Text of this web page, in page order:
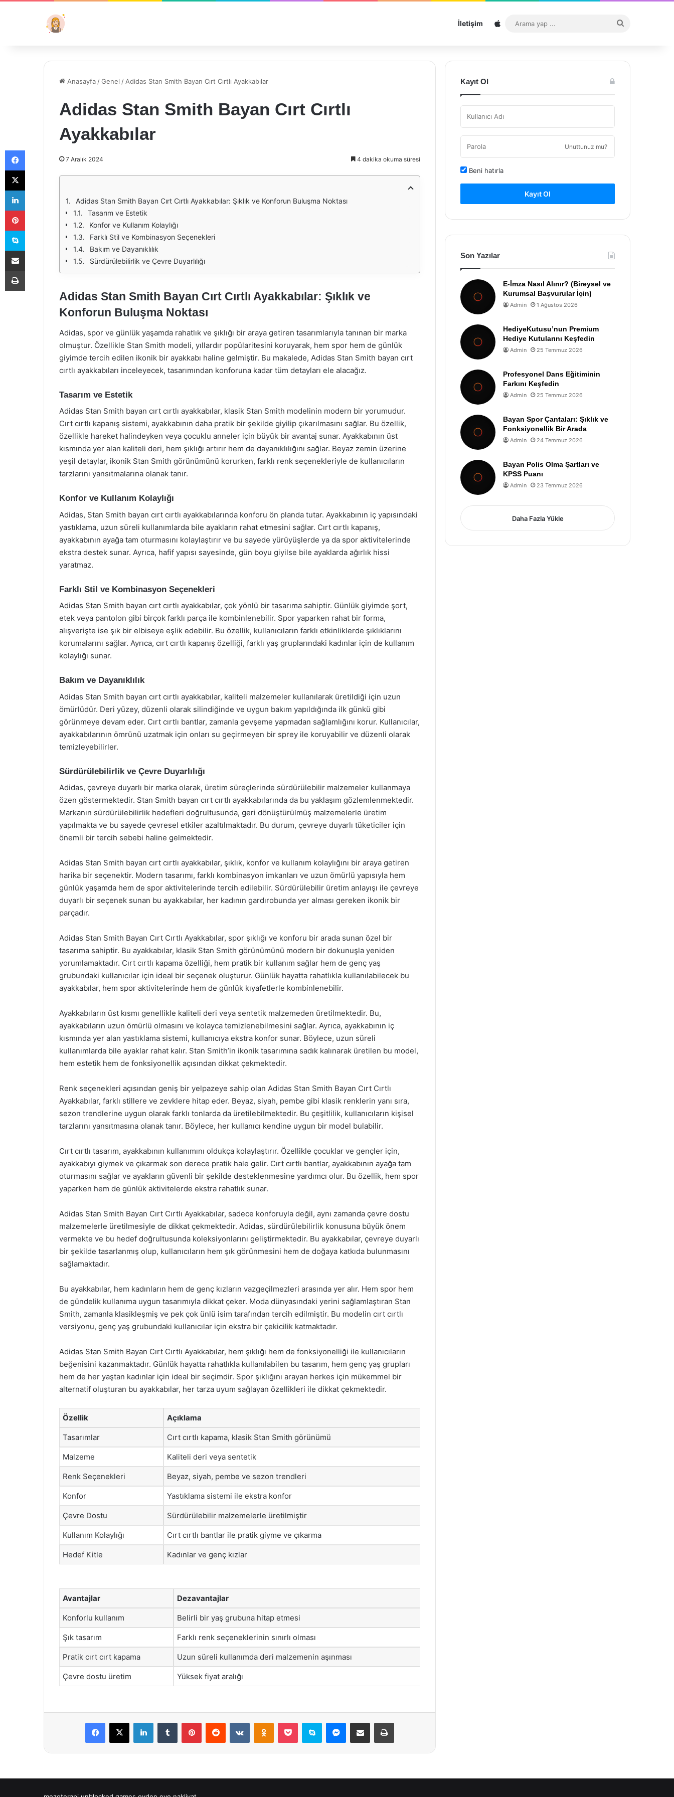
İletişim Sitemap
...
Anasayfa /Genel / Adidas Stan Smith Bayan Cırt Cırtlı Ayakkabılar
Adidas Stan Smith Bayan Cırt Cırtlı
Ayakkabılar
7 Aralık 2024 4 dakika okuma süresi
Adidas Stan Smith Bayan Cırt Cırtlı Ayakkabılar: Şıklık ve Konforun Buluşma Noktası
Tasarım ve Estetik
Konfor ve Kullanım Kolaylığı
Farklı Stil ve Kombinasyon Seçenekleri
Bakım ve Dayanıklılık
Sürdürülebilirlik ve Çevre Duyarlılığı
Adidas Stan Smith Bayan Cırt Cırtlı Ayakkabılar: Şıklık ve
Konforun Buluşma Noktası
Adidas, spor ve günlük yaşamda rahatlık ve şıklığı bir araya getiren tasarımlarıyla tanınan bir marka
olmuştur. Özellikle Stan Smith modeli, yıllardır popülaritesini koruyarak, hem spor hem de günlük
giyimde tercih edilen ikonik bir ayakkabı haline gelmiştir. Bu makalede, Adidas Stan Smith bayan cırt
cırtlı ayakkabıları inceleyecek, tasarımından konforuna kadar tüm detayları ele alacağız.
Tasarım ve Estetik
Adidas Stan Smith bayan cırt cırtlı ayakkabılar, klasik Stan Smith modelinin modern bir yorumudur.
Cırt cırtlı kapanış sistemi, ayakkabının daha pratik bir şekilde giyilip çıkarılmasını sağlar. Bu özellik,
özellikle hareket halindeyken veya çocuklu anneler için büyük bir avantaj sunar. Ayakkabının üst
kısmında yer alan kaliteli deri, hem şıklığı artırır hem de dayanıklılığını sağlar. Beyaz zemin üzerine
yeşil detaylar, ikonik Stan Smith görünümünü korurken, farklı renk seçenekleriyle de kullanıcıların
tarzlarını yansıtmalarına olanak tanır.
Konfor ve Kullanım Kolaylığı
Adidas, Stan Smith bayan cırt cırtlı ayakkabılarında konforu ön planda tutar. Ayakkabının iç yapısındaki
yastıklama, uzun süreli kullanımlarda bile ayakların rahat etmesini sağlar. Cırt cırtlı kapanış,
ayakkabının ayağa tam oturmasını kolaylaştırır ve bu sayede yürüyüşlerde ya da spor aktivitelerinde
ekstra destek sunar. Ayrıca, hafif yapısı sayesinde, gün boyu giyilse bile ayaklarda ağırlık hissi
yaratmaz.
Farklı Stil ve Kombinasyon Seçenekleri
Adidas Stan Smith bayan cırt cırtlı ayakkabılar, çok yönlü bir tasarıma sahiptir. Günlük giyimde şort,
etek veya pantolon gibi birçok farklı parça ile kombinlenebilir. Spor yaparken rahat bir forma,
alışverişte ise şık bir elbiseye eşlik edebilir. Bu özellik, kullanıcıların farklı etkinliklerde şıklıklarını
korumalarını sağlar. Ayrıca, cırt cırtlı kapanış özelliği, farklı yaş gruplarındaki kadınlar için de kullanım
kolaylığı sunar.
Bakım ve Dayanıklılık
Adidas Stan Smith bayan cırt cırtlı ayakkabılar, kaliteli malzemeler kullanılarak üretildiği için uzun
ömürlüdür. Deri yüzey, düzenli olarak silindiğinde ve uygun bakım yapıldığında ilk günkü gibi
görünmeye devam eder. Cırt cırtlı bantlar, zamanla gevşeme yapmadan sağlamlığını korur. Kullanıcılar,
ayakkabılarının ömrünü uzatmak için onları su geçirmeyen bir sprey ile koruyabilir ve düzenli olarak
temizleyebilirler.
Sürdürülebilirlik ve Çevre Duyarlılığı
Adidas, çevreye duyarlı bir marka olarak, üretim süreçlerinde sürdürülebilir malzemeler kullanmaya
özen göstermektedir. Stan Smith bayan cırt cırtlı ayakkabılarında da bu yaklaşım gözlemlenmektedir.
Markanın sürdürülebilirlik hedefleri doğrultusunda, geri dönüştürülmüş malzemelerle üretim
yapılmakta ve bu sayede çevresel etkiler azaltılmaktadır. Bu durum, çevreye duyarlı tüketiciler için
önemli bir tercih sebebi haline gelmektedir.
Adidas Stan Smith bayan cırt cırtlı ayakkabılar, şıklık, konfor ve kullanım kolaylığını bir araya getiren
harika bir seçenektir. Modern tasarımı, farklı kombinasyon imkanları ve uzun ömürlü yapısıyla hem
günlük yaşamda hem de spor aktivitelerinde tercih edilebilir. Sürdürülebilir üretim anlayışı ile çevreye
duyarlı bir seçenek sunan bu ayakkabılar, her kadının gardırobunda yer alması gereken ikonik bir
parçadır.
Adidas Stan Smith Bayan Cırt Cırtlı Ayakkabılar, spor şıklığı ve konforu bir arada sunan özel bir
tasarıma sahiptir. Bu ayakkabılar, klasik Stan Smith görünümünü modern bir dokunuşla yeniden
yorumlamaktadır. Cırt cırtlı kapama özelliği, hem pratik bir kullanım sağlar hem de genç yaş
grubundaki kullanıcılar için ideal bir seçenek oluşturur. Günlük hayatta rahatlıkla kullanılabilecek bu
ayakkabılar, hem spor aktivitelerinde hem de günlük kıyafetlerle kombinlenebilir.
Ayakkabıların üst kısmı genellikle kaliteli deri veya sentetik malzemeden üretilmektedir. Bu,
ayakkabıların uzun ömürlü olmasını ve kolayca temizlenebilmesini sağlar. Ayrıca, ayakkabının iç
kısmında yer alan yastıklama sistemi, kullanıcıya ekstra konfor sunar. Böylece, uzun süreli
kullanımlarda bile ayaklar rahat kalır. Stan Smith’in ikonik tasarımına sadık kalınarak üretilen bu model,
hem estetik hem de fonksiyonellik açısından dikkat çekmektedir.
Renk seçenekleri açısından geniş bir yelpazeye sahip olan Adidas Stan Smith Bayan Cırt Cırtlı
Ayakkabılar, farklı stillere ve zevklere hitap eder. Beyaz, siyah, pembe gibi klasik renklerin yanı sıra,
sezon trendlerine uygun olarak farklı tonlarda da üretilebilmektedir. Bu çeşitlilik, kullanıcıların kişisel
tarzlarını yansıtmasına olanak tanır. Böylece, her kullanıcı kendine uygun bir model bulabilir.
Cırt cırtlı tasarım, ayakkabının kullanımını oldukça kolaylaştırır. Özellikle çocuklar ve gençler için,
ayakkabıyı giymek ve çıkarmak son derece pratik hale gelir. Cırt cırtlı bantlar, ayakkabının ayağa tam
oturmasını sağlar ve ayakların güvenli bir şekilde desteklenmesine yardımcı olur. Bu özellik, hem spor
yaparken hem de günlük aktivitelerde ekstra rahatlık sunar.
Adidas Stan Smith Bayan Cırt Cırtlı Ayakkabılar, sadece konforuyla değil, aynı zamanda çevre dostu
malzemelerle üretilmesiyle de dikkat çekmektedir. Adidas, sürdürülebilirlik konusuna büyük önem
vermekte ve bu hedef doğrultusunda koleksiyonlarını geliştirmektedir. Bu ayakkabılar, çevreye duyarlı
bir şekilde tasarlanmış olup, kullanıcıların hem şık görünmesini hem de doğaya katkıda bulunmasını
sağlamaktadır.
Bu ayakkabılar, hem kadınların hem de genç kızların vazgeçilmezleri arasında yer alır. Hem spor hem
de gündelik kullanıma uygun tasarımıyla dikkat çeker. Moda dünyasındaki yerini sağlamlaştıran Stan
Smith, zamanla klasikleşmiş ve pek çok ünlü isim tarafından tercih edilmiştir. Bu modelin cırt cırtlı
versiyonu, genç yaş grubundaki kullanıcılar için ekstra bir çekicilik katmaktadır.
Adidas Stan Smith Bayan Cırt Cırtlı Ayakkabılar, hem şıklığı hem de fonksiyonelliği ile kullanıcıların
beğenisini kazanmaktadır. Günlük hayatta rahatlıkla kullanılabilen bu tasarım, hem genç yaş grupları
hem de her yaştan kadınlar için ideal bir seçimdir. Spor şıklığını arayan herkes için mükemmel bir
alternatif oluşturan bu ayakkabılar, her tarza uyum sağlayan özellikleri ile dikkat çekmektedir.
Özellik Açıklama
Tasarımlar Cırt cırtlı kapama, klasik Stan Smith görünümü
Malzeme Kaliteli deri veya sentetik
Renk Seçenekleri Beyaz, siyah, pembe ve sezon trendleri
Konfor Yastıklama sistemi ile ekstra konfor
Çevre Dostu Sürdürülebilir malzemelerle üretilmiştir
Kullanım Kolaylığı Cırt cırtlı bantlar ile pratik giyme ve çıkarma
Hedef Kitle Kadınlar ve genç kızlar
Avantajlar Dezavantajlar
Konforlu kullanım Belirli bir yaş grubuna hitap etmesi
Şık tasarım Farklı renk seçeneklerinin sınırlı olması
Pratik cırt cırt kapama Uzun süreli kullanımda deri malzemenin aşınması
Çevre dostu üretim Yüksek fiyat aralığı
Facebook
X LinkedInTumblr PinterestReddit VKontakteOdnoklassniki
Pocket Skype Messenger
E-Posta ile paylaş Yazdır
Kayıt Ol
Unuttunuz mu?
Beni hatırla
Kayıt Ol
Son Yazılar
E-İmza Nasıl Alınır? (Bireysel ve
Kurumsal Başvurular İçin)
Admin 1 Ağustos 2026
HediyeKutusu’nun Premium
Hediye Kutularını Keşfedin
Admin 25 Temmuz 2026
Profesyonel Dans Eğitiminin
Farkını Keşfedin
Admin 25 Temmuz 2026
Bayan Spor Çantaları: Şıklık ve
Fonksiyonellik Bir Arada
Admin 24 Temmuz 2026
Bayan Polis Olma Şartları ve
KPSS Puanı
Admin 23 Temmuz 2026
Daha Fazla Yükle
Facebook
X
LinkedIn
Pinterest
Skype
E-Posta ile paylaş